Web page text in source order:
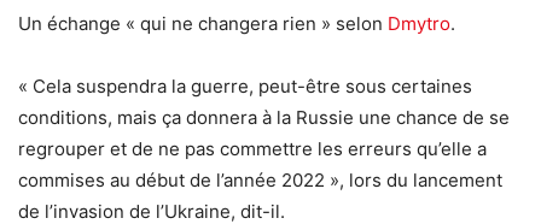
Un échange « qui ne changera rien » selon Dmytro.
« Cela suspendra la guerre, peut-être sous certaines
conditions, mais ça donnera à la Russie une chance de se
regrouper et de ne pas commettre les erreurs qu’elle a
commises au début de l’année 2022 », lors du lancement
de l’invasion de l’Ukraine, dit-il.